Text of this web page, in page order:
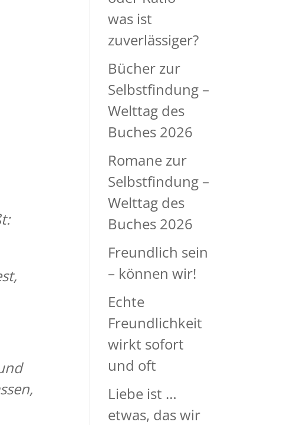
was ist
zuverlässiger?
Bücher zur
Selbstfindung –
Welttag des
Buches 2026
Romane zur
Selbstfindung –
Welttag des
Buches 2026
Freundlich sein
– können wir!
Echte
Freundlichkeit
wirkt sofort
und oft
Liebe ist …
etwas, das wir